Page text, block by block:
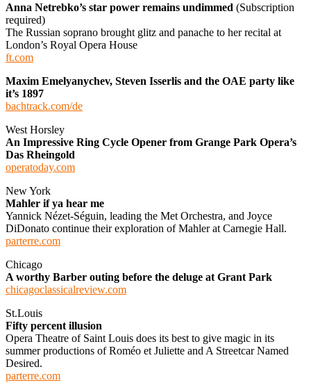
Anna Netrebko’s star power remains undimmed (Subscription
required)
The Russian soprano brought glitz and panache to her recital at
London’s Royal Opera House
ft.com
Maxim Emelyanychev, Steven Isserlis and the OAE party like
it’s 1897
bachtrack.com/de
West Horsley
An Impressive Ring Cycle Opener from Grange Park Opera’s
Das Rheingold
operatoday.com
New York
Mahler if ya hear me
Yannick Nézet-Séguin, leading the Met Orchestra, and Joyce
DiDonato continue their exploration of Mahler at Carnegie Hall.
parterre.com
Chicago
A worthy Barber outing before the deluge at Grant Park
chicagoclassicalreview.com
St.Louis
Fifty percent illusion
Opera Theatre of Saint Louis does its best to give magic in its
summer productions of Roméo et Juliette and A Streetcar Named
Desired.
parterre.com